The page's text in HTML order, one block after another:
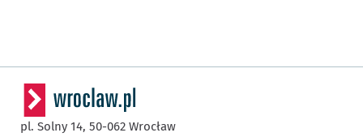
pl. Solny 14, 50-062 Wrocław